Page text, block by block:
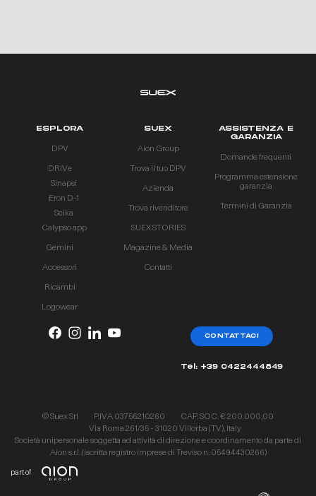
ESPLORA
DPV
DRIVe
Sinapsi
Eron D-1
Seika
Calypso app
Gemini
Accessori
Ricambi
Logowear
SUEX
Aion Group
Trova il tuo DPV
Azienda
Trova rivenditore
SUEX STORIES
Magazine & Media
Contatti
ASSISTENZA E
GARANZIA
Domande frequenti
Programma estensione
garanzia
Termini di Garanzia
CONTATTACI
Tel: +39 0422444849
© Suex Srl P.IVA 03756210260
CAP. SOC. € 200.000,00
Via Roma 261/35 - 31020 Villorba (TV), Italy
Società unipersonale soggetta ad attività di direzione e coordinamento da parte di
Aion s.r.l. (iscritta registro imprese di Treviso n. 05494430266)
part of